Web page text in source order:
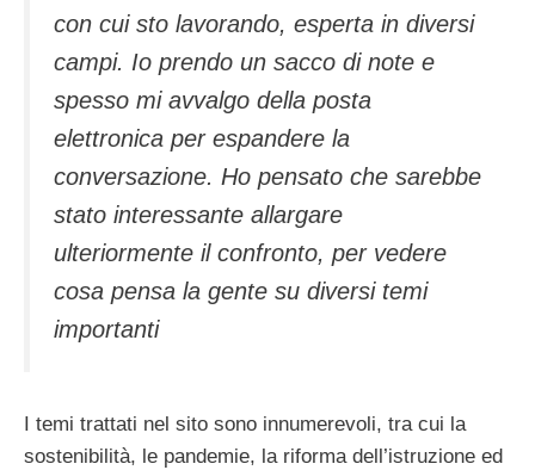
con cui sto lavorando, esperta in diversi
campi. Io prendo un sacco di note e
spesso mi avvalgo della posta
elettronica per espandere la
conversazione. Ho pensato che sarebbe
stato interessante allargare
ulteriormente il confronto, per vedere
cosa pensa la gente su diversi temi
importanti
I temi trattati nel sito sono innumerevoli, tra cui la
sostenibilità, le pandemie, la riforma dell’istruzione ed